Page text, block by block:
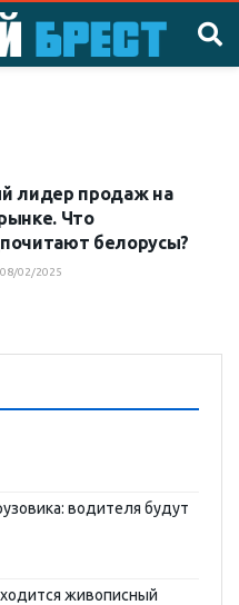
лидер продаж на
Что
белорусы?
08/02/2025
водителя будут
живописный